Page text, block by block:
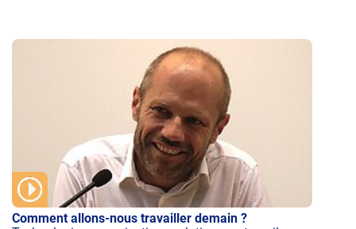
Comment allons-nous travailler demain ?